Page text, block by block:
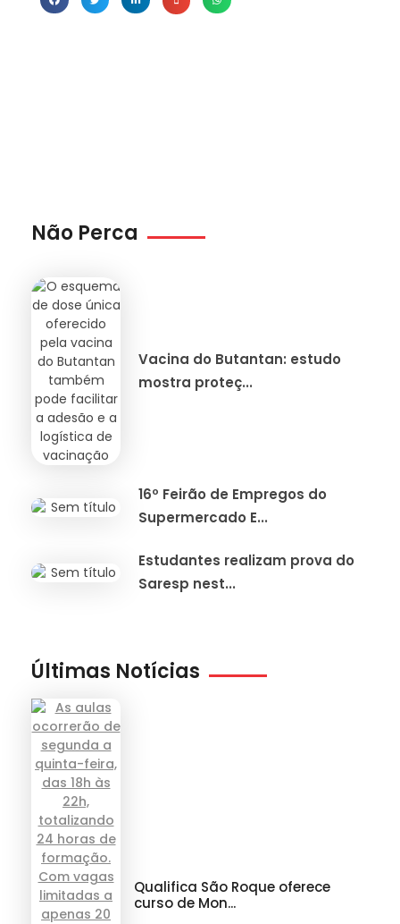
Não Perca
Vacina do Butantan: estudo
mostra proteç...
16º Feirão de Empregos do
Supermercado E...
Estudantes realizam prova do
Saresp nest...
Últimas Notícias
Qualifica São Roque oferece
curso de Mon...